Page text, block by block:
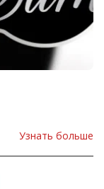
Узнать больше